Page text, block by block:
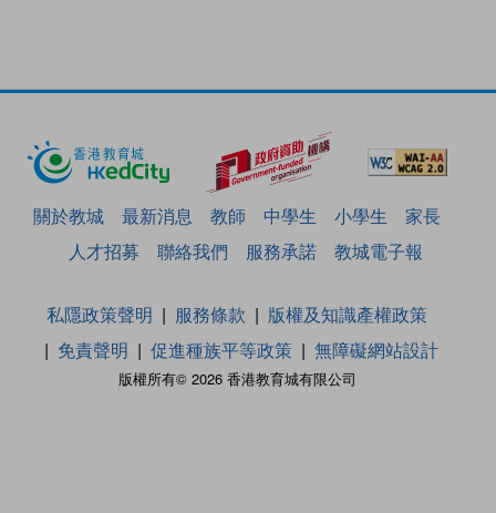
關於教城 最新消息 教師 中學生 小學生
家長
人才招募
聯絡我們 服務承諾 教城電子報
版權所有© 2026 香港教育城有限公司
私隱政策聲明 服務條款
版權及知識產權政策
免責聲明
促進種族平等政策 無障礙網站設計